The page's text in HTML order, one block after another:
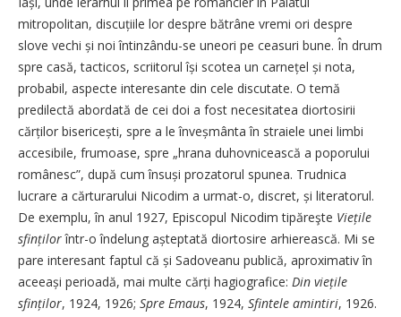
mitropolitan, discuțiile lor despre bătrâne vremi ori despre
slove vechi și noi întinzându-se uneori pe ceasuri bune. În drum
spre casă, tacticos, scriitorul își scotea un carnețel și nota,
probabil, aspecte interesante din cele discutate. O temă
predilectă abordată de cei doi a fost necesitatea diortosirii
cărților bisericești, spre a le înveșmânta în straiele unei limbi
accesibile, frumoase, spre „hrana duhovnicească a poporului
românesc”, după cum însuși prozatorul spunea. Trudnica
lucrare a cărturarului Nicodim a urmat-o, discret, și literatorul.
De exemplu, în anul 1927, Episcopul Nicodim tipăreşte Viețile
sfințilorîntr-o îndelung așteptată diortosire arhierească. Mi se
pare interesant faptul că și Sadoveanu publică, aproximativ în
aceeași perioadă, mai multe cărți hagiografice: Din viețile
sfinților, 1924, 1926; Spre Emaus, 1924, Sfintele amintiri, 1926.